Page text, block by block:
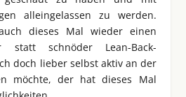
alleingelassen zu werden.
dieses Mal wieder einen
statt schnöder Lean-Back-
doch lieber selbst aktiv an der
möchte, der hat dieses Mal